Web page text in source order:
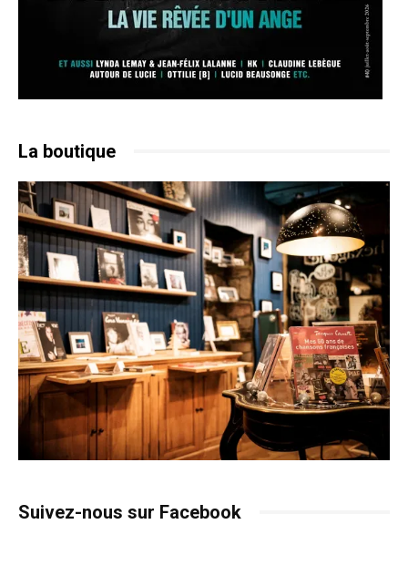
La boutique
Suivez-nous sur Facebook